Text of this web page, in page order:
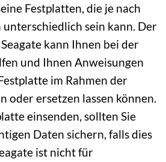
Festplatten, die je nach
sein kann. Der
kann Ihnen bei der
und Ihnen Anweisungen
im Rahmen der
oder ersetzen lassen können.
einsenden, sollten Sie
Daten sichern, falls dies
ist nicht für